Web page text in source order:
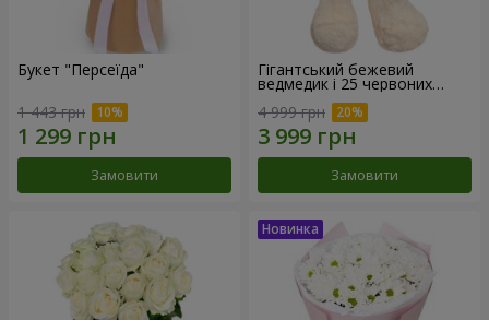
Букет "Персеїда"
1 443 грн
Замовити
Гігантський бежевий
ведмедик і 25 червоних
троянд
4 999 грн
Замовити